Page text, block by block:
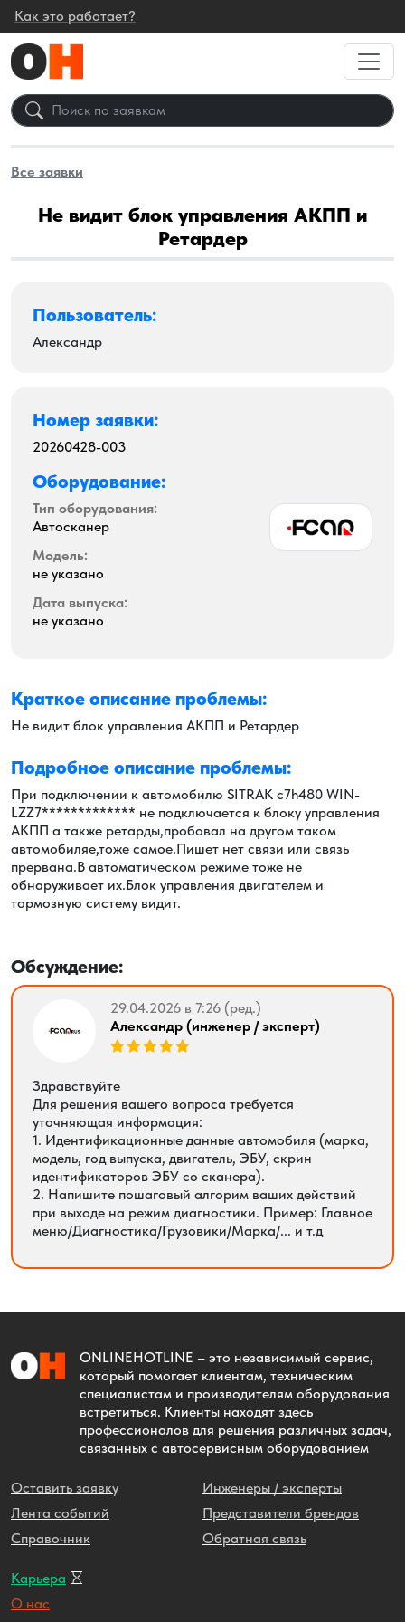
Как это работает?
Все заявки
Не видит блок управления АКПП и
Ретардер
Пользователь:
Александр
Номер заявки:
20260428-003
Оборудование:
Тип оборудования:
Автосканер
Модель:
не указано
Дата выпуска:
не указано
Краткое описание проблемы:
Не видит блок управления АКПП и Ретардер
Подробное описание проблемы:
При подключении к автомобилю SITRAK c7h480 WIN-
LZZ7************* не подключается к блоку управления
АКПП а также ретарды,пробовал на другом таком
автомобиляе,тоже самое.Пишет нет связи или связь
прервана.В автоматическом режиме тоже не
обнаруживает их.Блок управления двигателем и
тормозную систему видит.
Обсуждение:
Александр (инженер / эксперт)
29.04.2026 в 7:26 (ред.)
Здравствуйте
Для решения вашего вопроса требуется
уточняющая информация:
1. Идентификационные данные автомобиля (марка,
модель, год выпуска, двигатель, ЭБУ, скрин
идентификаторов ЭБУ со сканера).
2. Напишите пошаговый алгорим ваших действий
при выходе на режим диагностики. Пример: Главное
меню/Диагностика/Грузовики/Марка/... и т.д
ONLINEHOTLINE – это независимый сервис,
который помогает клиентам, техническим
специалистам и производителям оборудования
встретиться. Клиенты находят здесь
профессионалов для решения различных задач,
связанных с автосервисным оборудованием
Оставить заявку
Лента событий
Справочник
Инженеры / эксперты
Представители брендов
Обратная связь
Карьера
О нас